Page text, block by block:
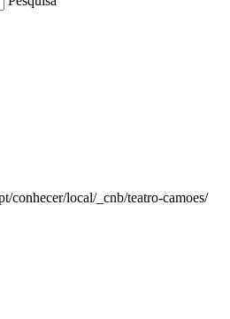
conhecer/local/_cnb/teatro-camoes/